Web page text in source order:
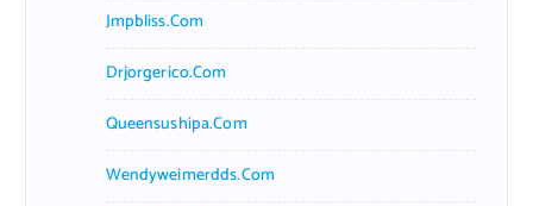
Jmpbliss.com
Drjorgerico.com
Queensushipa.com
Wendyweimerdds.com